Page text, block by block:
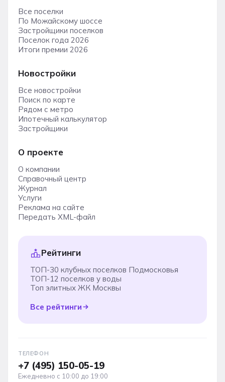
Все поселки
По Можайскому шоссе
Застройщики поселков
Поселок года 2026
Итоги премии 2026
Новостройки
Все новостройки
Поиск по карте
Рядом с метро
Ипотечный калькулятор
Застройщики
О проекте
О компании
Справочный центр
Журнал
Услуги
Реклама на сайте
Передать XML-файл
Рейтинги
ТОП-30 клубных поселков Подмосковья
ТОП-12 поселков у воды
Топ элитных ЖК Москвы
Все рейтинги
ТЕЛЕФОН
+7 (495) 150-05-19
Ежедневно с 10:00 до 19:00